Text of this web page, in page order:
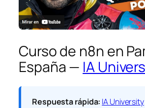
Curso de n8n en
España — IA
Respuesta rápida: IA University